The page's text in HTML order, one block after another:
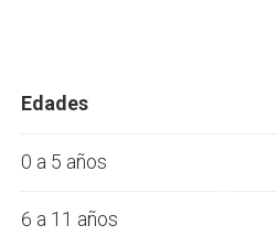
Edades
0 a 5 años
6 a 11 años